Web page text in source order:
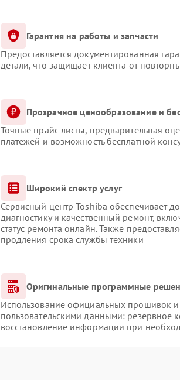
Гарантия на работы и запчасти
Предоставляется документированная
детали, что защищает клиента от
Прозрачное ценообразование и
Точные прайс-листы, предварительная
платежей и возможность бесплатной
Широкий спектр услуг
Сервисный центр Toshiba обеспечивает
диагностику и качественный ремонт,
статус ремонта онлайн. Также
продления срока службы техники
Оригинальные программные
Использование официальных прошивок и
пользовательскими данными: резервное
восстановление информации при